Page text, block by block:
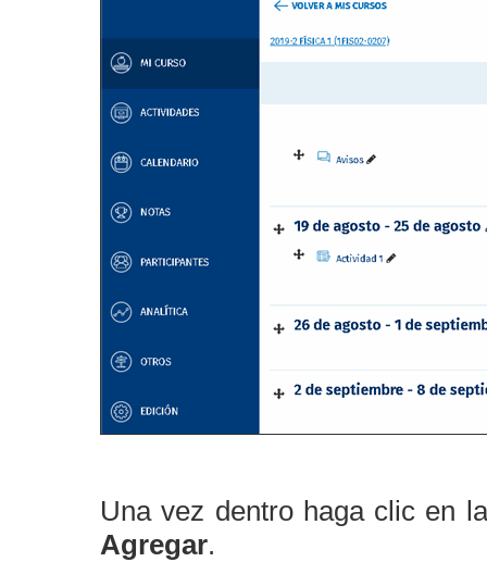
Una vez dentro haga clic en
Agregar.